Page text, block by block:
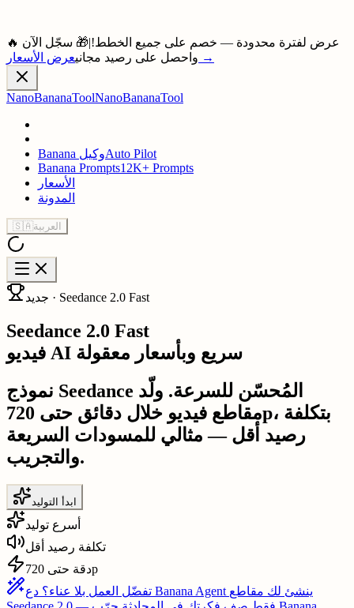
🔥 عرض لفترة محدودة — خصم على جميع الخطط!|🎁 سجّل الآن
واحصل على رصيد مجانيعرض الأسعار →
NanoBananaToolNanoBananaTool
Banana وكيلAuto Pilot
Banana Prompts12K+ Prompts
الأسعار
المدونة
🇸🇦العربية
جديد · Seedance 2.0 Fast
Seedance 2.0 Fast
فيديو AI سريع وبأسعار معقولة
نموذج Seedance المُحسّن للسرعة. ولّد
مقاطع فيديو خلال دقائق حتى 720p، بتكلفة
رصيد أقل — مثالي للمسودات السريعة
والتجريب.
ابدأ التوليد
أسرع توليد
تكلفة رصيد أقل
دقة حتى 720p
تفضّل العمل بلا عناء؟ دع Banana Agent ينشئ لك مقاطع